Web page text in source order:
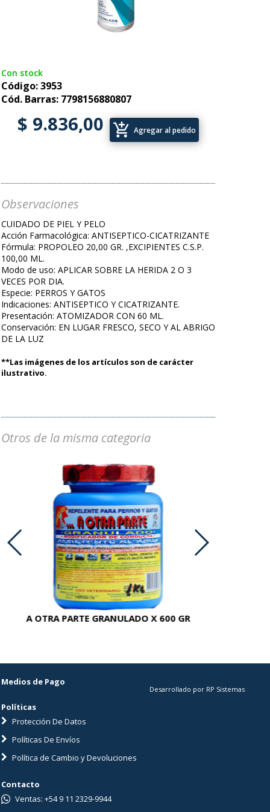
Con stock
Código: 3953
Cód. Barras: 7798156880807
$ 9.836,00 add_shopping_cart Agregar al pedido
Observaciones
CUIDADO DE PIEL Y PELO
Acción Farmacológica: ANTISEPTICO-CICATRIZANTE
Fórmula: PROPOLEO 20,00 GR. ,EXCIPIENTES C.S.P.
100,00 ML.
Modo de uso: APLICAR SOBRE LA HERIDA 2 O 3
VECES POR DIA.
Especie: PERROS Y GATOS
Indicaciones: ANTISEPTICO Y CICATRIZANTE.
Presentación: ATOMIZADOR CON 60 ML.
Conservación: EN LUGAR FRESCO, SECO Y AL ABRIGO
DE LA LUZ
**Las imágenes de los artículos son de carácter
ilustrativo.
Otros de la misma categoria
A OTRA PARTE GRANULADO X 600 GR
Medios de Pago
Políticas
Protección De Datos
Políticas De Envíos
Política de Cambio y Devoluciones
Desarrollado por RP Sistemas
Contacto
Ventas: +54 9 11 2329-9944